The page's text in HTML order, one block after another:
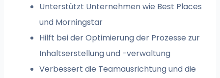
Unterstützt Unternehmen wie Best Places
und Morningstar
Hilft bei der Optimierung der Prozesse zur
Inhaltserstellung und -verwaltung
Verbessert die Teamausrichtung und die